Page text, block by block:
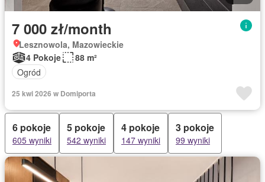
7 000 zł/month
Lesznowola, Mazowieckie
4 Pokoje
88 m²
Ogród
25 kwi 2026 w Domiporta
6 pokoje
605 wyniki
5 pokoje
542 wyniki
4 pokoje
147 wyniki
3 pokoje
99 wyniki